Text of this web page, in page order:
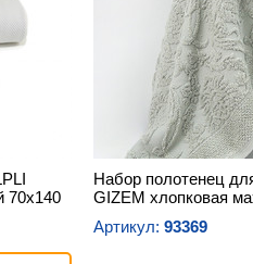
70х140
Набор полотенец
GIZEM хлопковая
Артикул: 93369